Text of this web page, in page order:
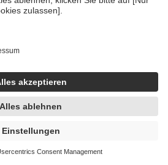
das regelmäßige Toilettentraining,
zu trainieren und die Symptome der
Ein regelmäßiges Training
über die Blase zu verbessern
zu reduzieren.
Inkontinenz können Medikamente
Medikamente für Männer: